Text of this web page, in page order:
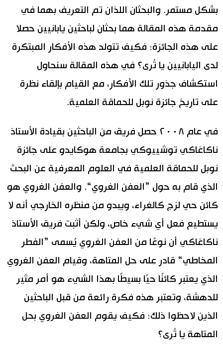
بشكل مستمر. والبحثان اللذان تم التعريف بهما في
مقدمة هذه المقالة هما بحثان لباحثين يابانيين حصلا
على هذه الجائزة؛ فكيف تتولد هذه الأفكار المبتكرة
لدى اليابانيين يا تُرى؟ في هذه المقالة سنحاول
استكشاف جذور تلك الأفكار، مع القيام بإلقاء نظرة
على تاريخ جائزة نوبل للحماقة العلمية.
في عام ٢٠٠٨ حصل فريق من الباحثين بقيادة الأستاذ
ناكاغاكي توشييوكي بجامعة هوكايدو على جائزة
نوبل للحماقة العلمية في العلوم المعرفية عن البحث
الذي قام به حول ”العفن الغروي“. والعفن الغروي هو
كائن حي لزج كالغراء، ويبدو من منظره الخارجي أنه لا
يستطيع فعل أي شيء خاص، ولكن أثبت فريق الأستاذ
ناكاغاكي أن نوعًا من العفن الغروي يُسمى ”الفطر
المخاطي“ قادر على حل المتاهة، وقيام العفن الغروي
الذي يعتبر كائنًا حيًا بسيطًا بهذا الشيء هو أمر مثير
للدهشة، وتعتبر هذه فكرة رائعة من قبل الباحثين
الذين لاحظوا ذلك؛ فكيف يقوم العفن الغروي بحل
المتاهة يا تُرى؟